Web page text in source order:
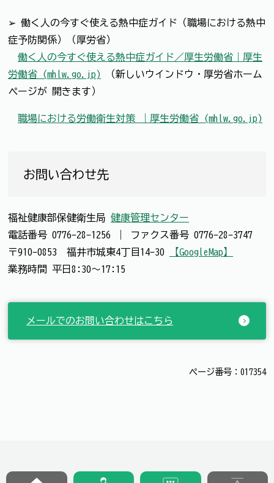
➢ 働く人の今すぐ使える熱中症ガイド（職場における熱中
症予防関係）（厚労省）
働く人の今すぐ使える熱中症ガイド／厚生労働省｜厚生
労働省 (mhlw.go.jp)
（新しいウインドウ・厚労省ホーム
ページが 開きます）
職場における労働衛生対策 ｜厚生労働省 (mhlw.go.jp)
お問い合わせ先
福祉健康部保健衛生局 健康管理センター
電話番号 0776-28-1256 ファクス番号 0776-28-3747
〒910-0853 福井市城東4丁目14-30
【GoogleMap】
業務時間 平日8:30～17:15
メールでのお問い合わせはこちら
ページ番号：017354